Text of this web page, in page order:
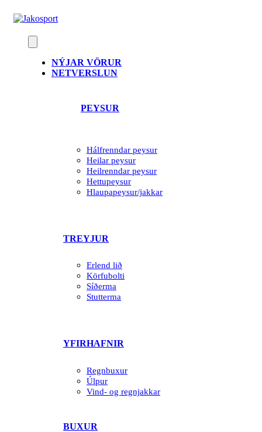
NÝJAR VÖRUR
NETVERSLUN
PEYSUR
Hálfrenndar peysur
Heilar peysur
Heilrenndar peysur
Hettupeysur
Hlaupapeysur/jakkar
TREYJUR
Erlend lið
Körfubolti
Síðerma
Stutterma
YFIRHAFNIR
Regnbuxur
Úlpur
Vind- og regnjakkar
BUXUR